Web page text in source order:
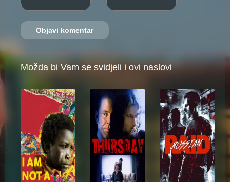
Možda bi Vam se svidjeli i ovi naslovi